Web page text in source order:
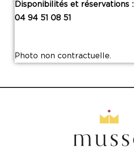
Disponibilités et réservations :
04 94 51 08 51
Photo non contractuelle.